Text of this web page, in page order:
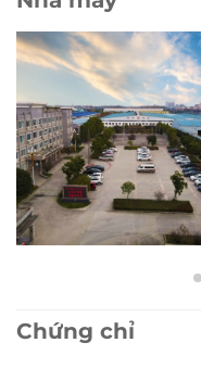
Chứng chỉ